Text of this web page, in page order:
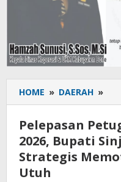
HOME » DAERAH »
Pelepasan
2026, Bupati
Strategis
Utuh